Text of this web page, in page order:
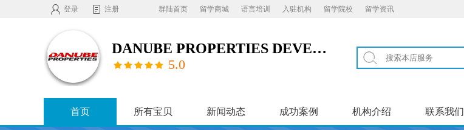
登录 注册 群陆首页 留学商城 语言培训 入驻机构 留学院校 留学资讯
DANUBE PROPERTIES DEVEL OPMET L.L,C
5.0
首页 所有宝贝 新闻动态 成功案例 机构介绍 联系我们